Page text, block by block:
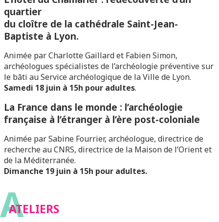
quartier
du cloître de la cathédrale Saint-Jean-
Baptiste à Lyon.
Animée par Charlotte Gaillard et Fabien Simon,
archéologues spécialistes de l’archéologie préventive sur
le bâti au Service archéologique de la Ville de Lyon.
Samedi 18 juin à 15h pour adultes.
La France dans le monde : l’archéologie
française à l’étranger à l’ère post-coloniale
Animée par Sabine Fourrier, archéologue, directrice de
recherche au CNRS, directrice de la Maison de l’Orient et
de la Méditerranée.
Dimanche 19 juin à 15h pour adultes.
A
ATELIERS